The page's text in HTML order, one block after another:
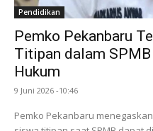
Pendidikan
Pemko Pekanbaru
Titipan dalam
Hukum
9 Juni 2026 -10:46
Pemko Pekanbaru